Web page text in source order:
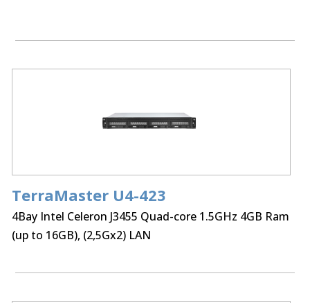
Threads
16GB DDR5
External Ports:10GbE x 2
TerraMaster U4-423
4Bay Intel Celeron J3455 Quad-core 1.5GHz 4GB Ram
(up to 16GB), (2,5Gx2) LAN